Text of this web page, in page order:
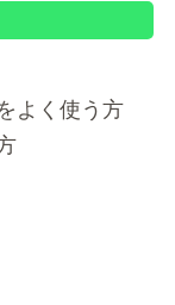
よく使う方